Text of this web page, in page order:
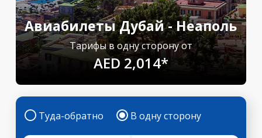
Авиабилеты Дубай - Неаполь
Тарифы в одну сторону от
AED 2,014*
Туда-обратно В одну сторону